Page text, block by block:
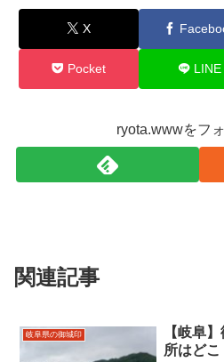
X
Pocket LINE
ryota.wwwをフ
関連記事
岐阜県の御城印
【岐阜
所はど